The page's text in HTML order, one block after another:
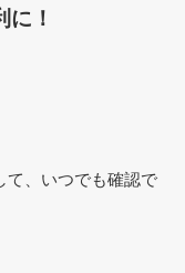
！
て、いつでも確認で